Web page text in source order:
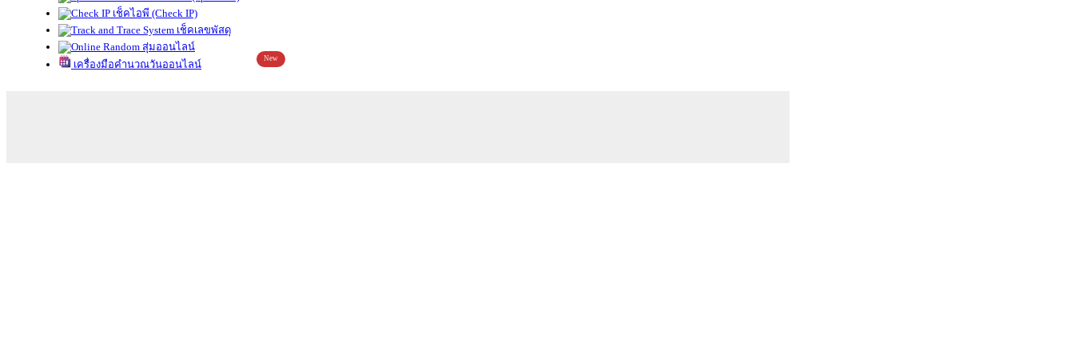
เช็คไอพี (Check IP)
เช็คเลขพัสดุ
สุ่มออนไลน์
เครื่องมือคำนวณวันออนไลน์
New